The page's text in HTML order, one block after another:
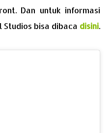
Dan untuk informasi
bisa dibaca disini.